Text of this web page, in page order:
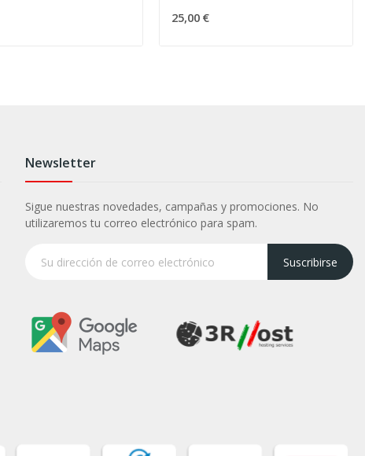
25,00 €
Newsletter
Sigue nuestras novedades, campañas y promociones. No
utilizaremos tu correo electrónico para spam.
Suscribirse